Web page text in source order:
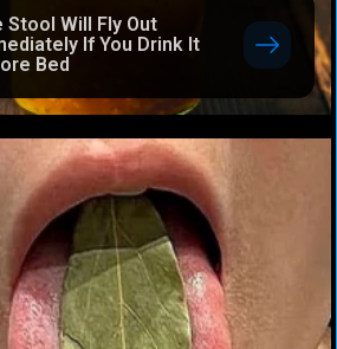
Stool Will Fly Out
If You Drink It
Bed